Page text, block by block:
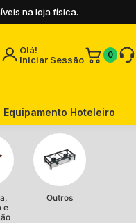
na loja física.
Olá!
Iniciar Sessão
0
Equipamento Hoteleiro
e
Outros